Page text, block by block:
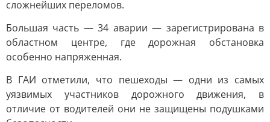
сложнейших переломов.
Большая часть — 34 аварии — зарегистрирована в
областном центре, где дорожная обстановка
особенно напряженная.
В ГАИ отметили, что пешеходы — одни из самых
уязвимых участников дорожного движения, в
отличие от водителей они не защищены подушками